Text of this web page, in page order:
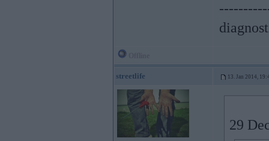
streetlife 13. Jan 2014,
29